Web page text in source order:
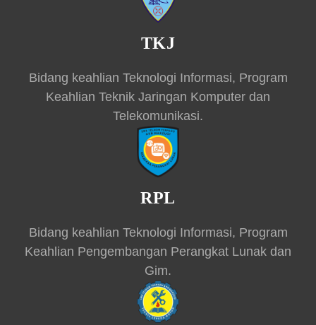
TKJ
Bidang keahlian Teknologi Informasi, Program
Keahlian Teknik Jaringan Komputer dan
Telekomunikasi.
RPL
Bidang keahlian Teknologi Informasi, Program
Keahlian Pengembangan Perangkat Lunak dan
Gim.